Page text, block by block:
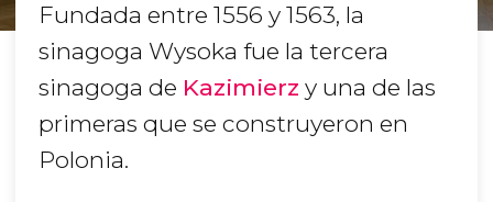
Fundada entre 1556 y 1563, la
sinagoga Wysoka fue la tercera
sinagoga de Kazimierz y una de las
primeras que se construyeron en
Polonia.